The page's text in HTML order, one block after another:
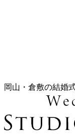
岡山・倉敷の結婚